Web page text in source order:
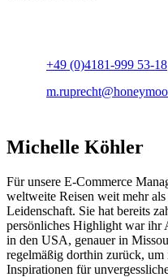
+49 (0)4181-999 53-18
Michelle Köhler
Für unsere E-Commerce
weltweite Reisen weit mehr
Leidenschaft. Sie hat bereits
persönliches Highlight war ihr
in den USA, genauer in
regelmäßig dorthin zurück,
Inspirationen für